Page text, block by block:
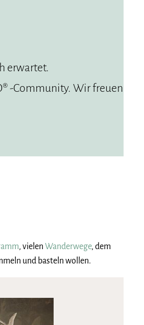
erwartet.
-Community. Wir freuen
, vielen Wanderwege, dem
und basteln wollen.